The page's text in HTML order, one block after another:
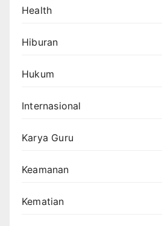
Health
Hiburan
Hukum
Internasional
Karya Guru
Keamanan
Kematian